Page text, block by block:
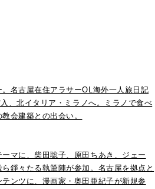
名古屋在住アラサーOL海外一人旅日記
、北イタリア・ミラノへ。ミラノで食べ
会建築との出会い。
ーマに、柴田聡子、原田ちあき、ジェー
錚々たる執筆陣が参加。名古屋を拠点と
ンツに、漫画家・奥田亜紀子が新規参